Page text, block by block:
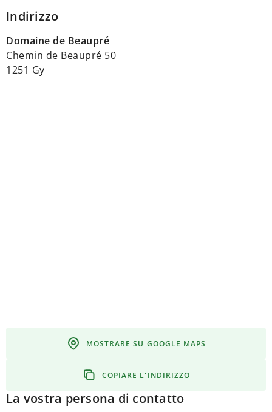
Indirizzo
Domaine de Beaupré
Chemin de Beaupré 50
1251 Gy
MOSTRARE SU GOOGLE MAPS
COPIARE L'INDIRIZZO
La vostra persona di contatto